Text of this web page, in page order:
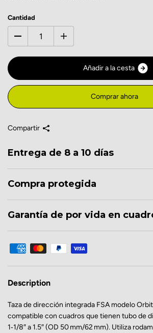
Cantidad
Añadir a la cesta
Comprar ahora
Compartir
Entrega de 8 a 10 días
Compra protegida
Garantía de por vida en
Description
Taza de dirección integrada FSA modelo Orbit
compatible con cuadros que tienen tubo de
1‑1/8″ a 1.5″ (OD 50 mm/62 mm). Utiliza